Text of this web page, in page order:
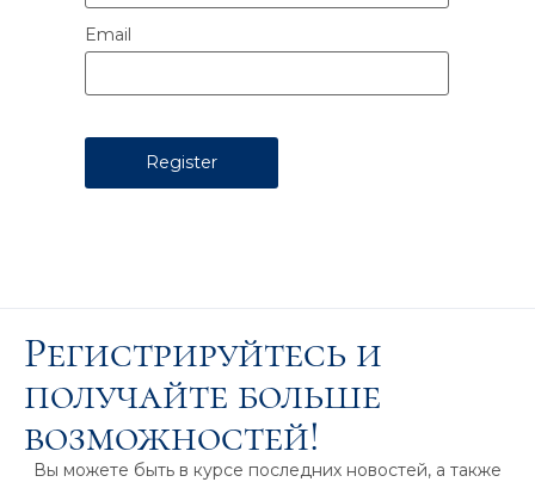
Email
Регистрируйтесь и
получайте больше
возможностей!
Вы можете быть в курсе последних новостей, а также